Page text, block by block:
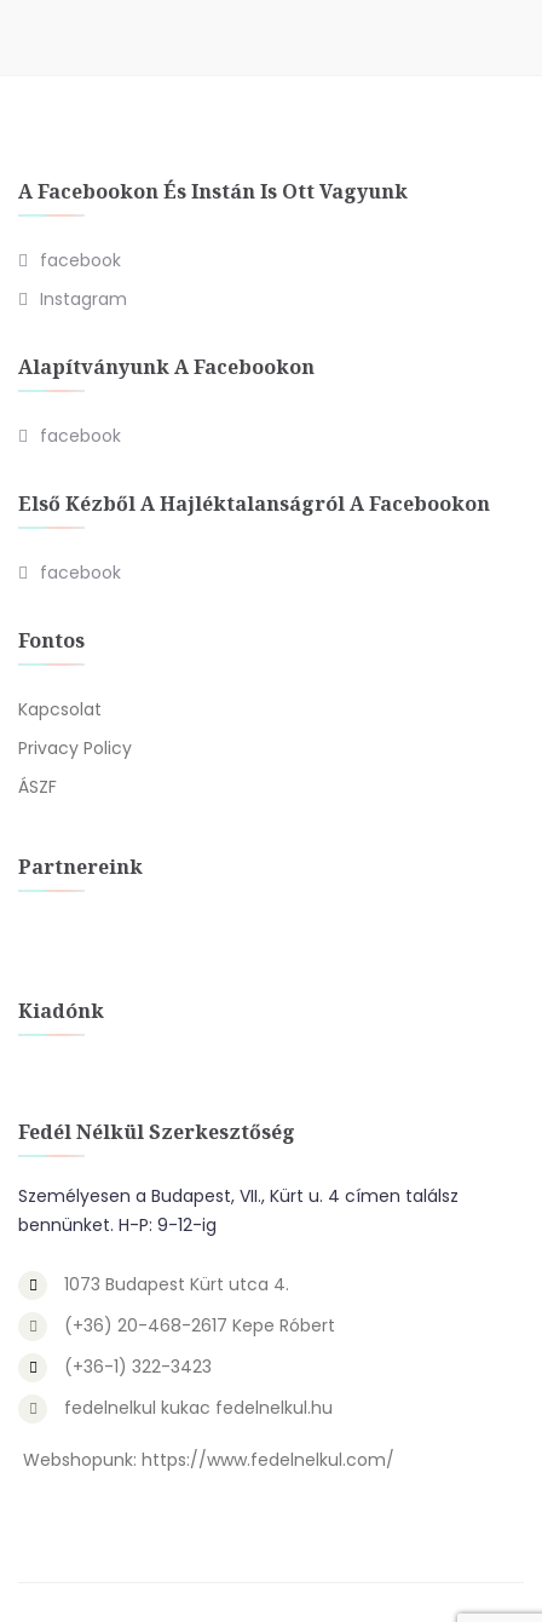
A Facebookon És Instán Is Ott Vagyunk
facebook
Instagram
Alapítványunk A Facebookon
facebook
Első Kézből A Hajléktalanságról A Facebookon
facebook
Fontos
Kapcsolat
Privacy Policy
ÁSZF
Partnereink
Kiadónk
Fedél Nélkül Szerkesztőség
Személyesen a Budapest, VII., Kürt u. 4 címen találsz
bennünket. H-P: 9-12-ig
1073 Budapest Kürt utca 4.
(+36) 20-468-2617 Kepe Róbert
(+36-1) 322-3423
fedelnelkul kukac fedelnelkul.hu
Webshopunk: https://www.fedelnelkul.com/